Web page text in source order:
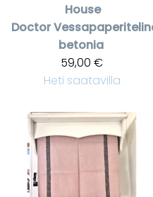
House
Doctor
betonia
59,00 €
Heti saatavilla